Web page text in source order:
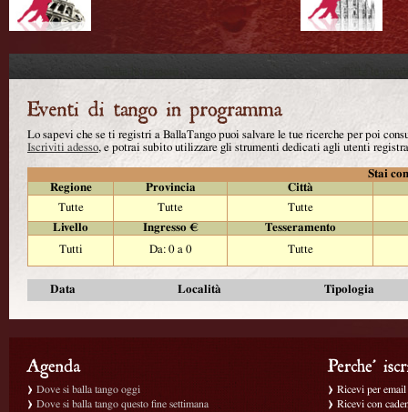
Lo sapevi che se ti registri a BallaTango puoi salvare le tue ricerche per poi
Iscriviti adesso, e potrai subito utilizzare gli strumenti dedicati agli utenti
Stai
Regione
Provincia
Città
Tutte
Tutte
Tutte
Livello
Ingresso €
Tesseramento
Tutti
Da: 0 a 0 Tutte
Data Località Tipologia
Dove si balla tango oggi
Dove si balla tango questo fine settimana
Ricevi per
Ricevi con